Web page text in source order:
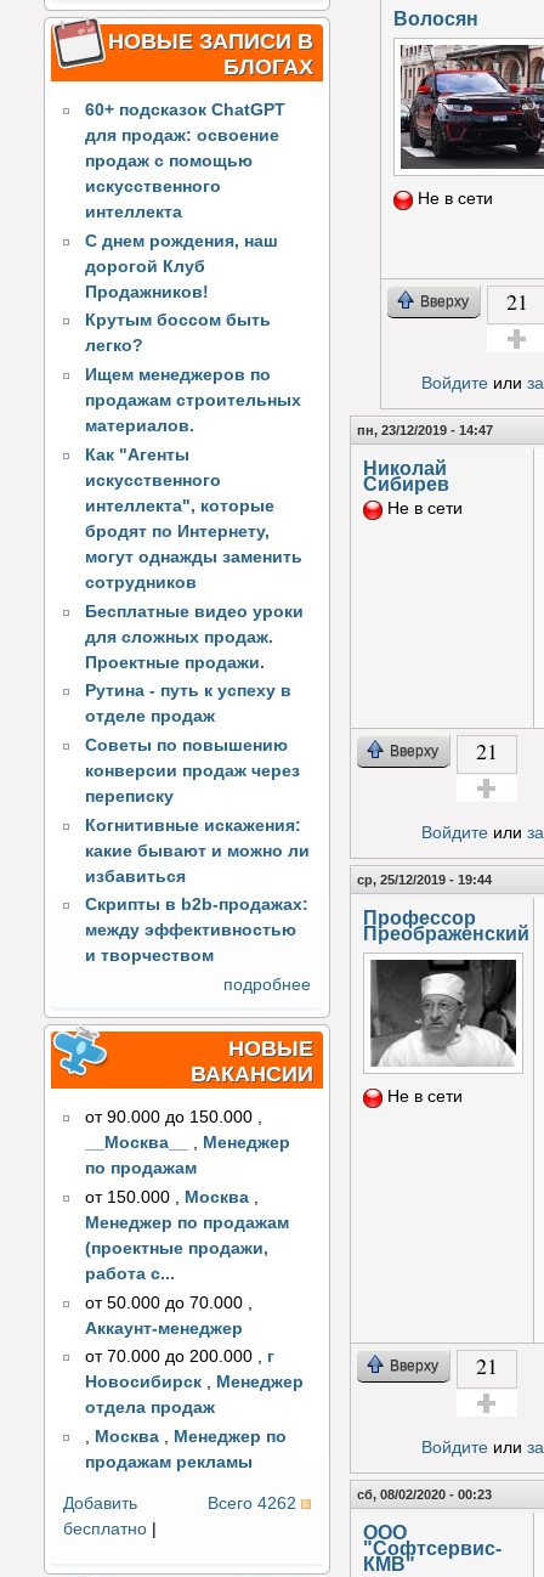
НОВЫЕ ЗАПИСИ В
БЛОГАХ
60+ подсказок ChatGPT
для продаж: освоение
продаж с помощью
искусственного
интеллекта
С днем рождения, наш
дорогой Клуб
Продажников!
Крутым боссом быть
легко?
Ищем менеджеров по
продажам строительных
материалов.
Как "Агенты
искусственного
интеллекта", которые
бродят по Интернету,
могут однажды заменить
сотрудников
Бесплатные видео уроки
для сложных продаж.
Проектные продажи.
Рутина - путь к успеху в
отделе продаж
Советы по повышению
конверсии продаж через
переписку
Когнитивные искажения:
какие бывают и можно ли
избавиться
Скрипты в b2b-продажах:
между эффективностью
и творчеством
подробнее
НОВЫЕ
ВАКАНСИИ
от 90.000 до 150.000 ,
__Москва__
, Менеджер
по продажам
от 150.000
Москва
Менеджер по продажам
(проектные продажи,
работа с...
от 50.000 до 70.000
Аккаунт-менеджер
от 70.000 до 200.000 , г
Новосибирск , Менеджер
отдела продаж
, Москва , Менеджер по
продажам рекламы
Всего 4262
Добавить
бесплатно
Волосян
Не в сети
Вверху 21
Войдитеили
пн, 23/12/2019 - 14:47
Николай
Сибирев
Не в сети
Вверху 21
Войдитеили
ср, 25/12/2019 - 19:44
Профессор
Преображенский
Не в сети
Вверху 21
Войдитеили
сб, 08/02/2020 - 00:23
ООО
"Софтсервис-
КМВ"